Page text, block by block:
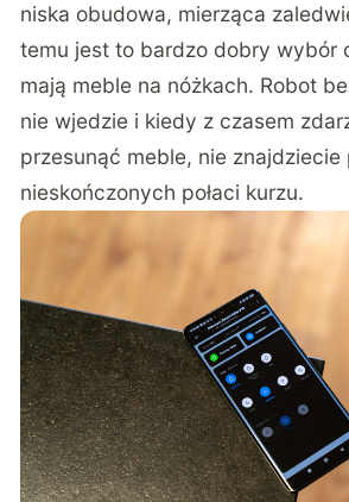
niska obudowa, mierząca
temu jest to bardzo dobry wybór
mają meble na nóżkach. Robot
nie wjedzie i kiedy z czasem
przesunąć meble, nie znajdziecie
nieskończonych połaci kurzu.